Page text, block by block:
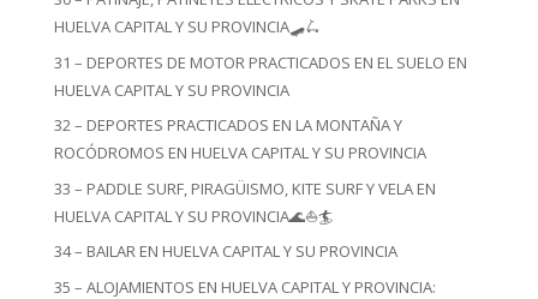
HUELVA CAPITAL Y SU PROVINCIA🛹🛴
31 – DEPORTES DE MOTOR PRACTICADOS EN EL SUELO EN
HUELVA CAPITAL Y SU PROVINCIA
32 – DEPORTES PRACTICADOS EN LA MONTAÑA Y
ROCÓDROMOS EN HUELVA CAPITAL Y SU PROVINCIA
33 – PADDLE SURF, PIRAGÜISMO, KITE SURF Y VELA EN
HUELVA CAPITAL Y SU PROVINCIA🌊⛵🏄
34 – BAILAR EN HUELVA CAPITAL Y SU PROVINCIA
35 – ALOJAMIENTOS EN HUELVA CAPITAL Y PROVINCIA: